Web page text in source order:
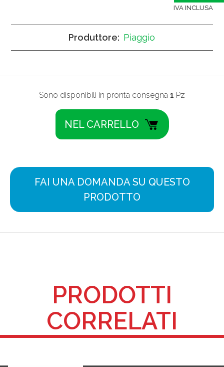
IVA INCLUSA
Produttore: Piaggio
Sono disponibili in pronta consegna 1 Pz
FAI UNA DOMANDA SU QUESTO
PRODOTTO
PRODOTTI
CORRELATI